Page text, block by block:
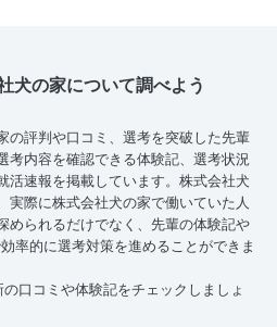
犬の家について調べよう
の評判や口コミ、選考を突破した先輩
考内容を確認できる体験記、選考状況
活速報を掲載しています。株式会社犬
実際に株式会社犬の家で働いていた人
められるだけでなく、先輩の体験記や
率的に選考対策を進めることができま
口コミや体験記をチェックしましょ